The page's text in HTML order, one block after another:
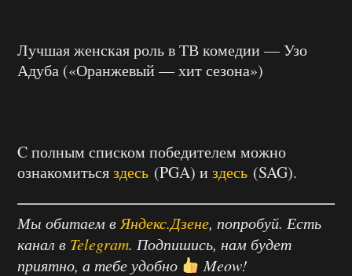
Лучшая женская роль в ТВ комедии — Узо
Адуба («Оранжевый — хит сезона»)
C полным списком победителем можно
ознакомитьсяздесь (PGA) и здесь (SAG).
Мы обитаем в Яндекс.Дзене, попробуй. Есть
канал в Telegram. Подпишись, нам будет
приятно, а тебе удобно
Meow!